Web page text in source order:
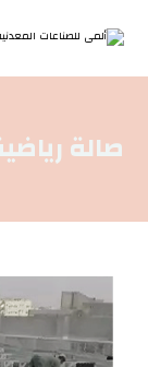
صالة